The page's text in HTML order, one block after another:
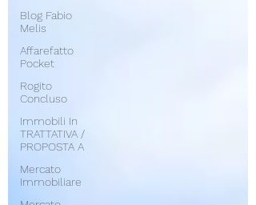
Blog Fabio
Melis
Affarefatto
Pocket
Rogito
Concluso
Immobili In
TRATTATIVA /
PROPOSTA A
Mercato
Immobiliare